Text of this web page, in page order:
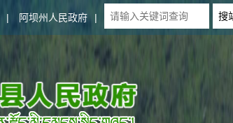
| 阿坝州人民政府 |